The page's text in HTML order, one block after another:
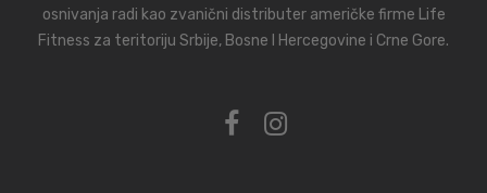
osnivanja radi kao zvanični distributer američke firme Life
Fitness za teritoriju Srbije, Bosne I Hercegovine i Crne Gore.